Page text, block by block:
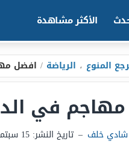
الأكثر مشاهدة
المنوع ، الرياضة / افضل
في
شادي خلف – تاريخ النشر: 15 سبتمبر 2025 - 8:36م